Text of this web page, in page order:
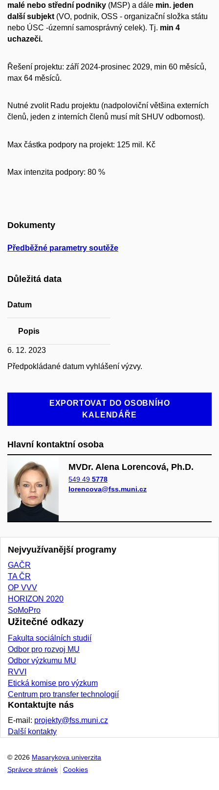
malé nebo střední podniky (MSP) a dále min. jeden
další subjekt (VO, podnik, OSS - organizační složka státu
nebo ÚSC -územní samosprávný celek). Tj. min 4
uchazeči.
Řešení projektu: září 2024-prosinec 2029, min 60 měsíců,
max 64 měsíců.
Nutné zvolit Radu projektu (nadpoloviční většina externích
členů, jeden z interních členů musí mít SHUV odbornost).
Max částka podpory na projekt: 125 mil. Kč
Max intenzita podpory: 80 %
Dokumenty
Předběžné parametry soutěže
Důležitá data
Datum
Popis
6. 12. 2023
Předpokládané datum vyhlášení výzvy.
EXPORTOVAT DO OSOBNÍHO
KALENDÁŘE
Hlavní kontaktní osoba
MVDr. Alena Lorencová, Ph.D.
549 49 5778
lorencova@fss.muni.cz
Nejvyužívanější programy
GAČR
TA ČR
OP VVV
HORIZON 2020
SoMoPro
Užitečné odkazy
Fakulta sociálních studií
Odbor pro rozvoj MU
Odbor výzkumu MU
RVVI
Etická komise pro výzkum
Centrum pro transfer technologií
Kontaktujte nás
E-mail: projekty@fss.muni.cz
Další kontakty
© 2026 Masarykova univerzita
Správce stránek
Cookies